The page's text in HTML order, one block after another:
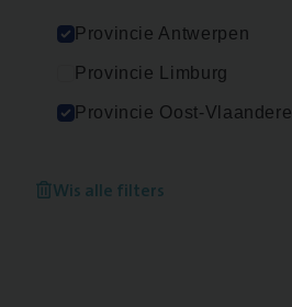
Provincie Antwerpen
Provincie Limburg
Provincie Oost-
Wis alle filters